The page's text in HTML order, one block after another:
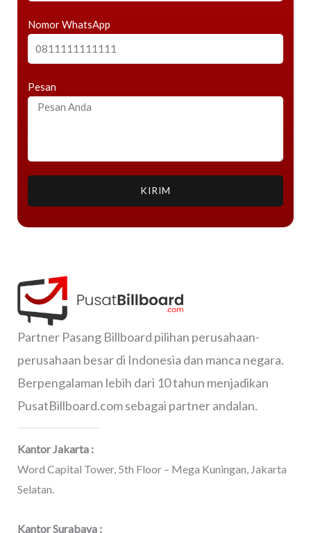
Nomor WhatsApp
Pesan
KIRIM
Partner Pasang Billboard pilihan perusahaan-
perusahaan besar di Indonesia dan manca negara.
Berpengalaman lebih dari 10 tahun menjadikan
PusatBillboard.com sebagai partner andalan.
Kantor Jakarta :
Word Capital Tower, 5th Floor – Mega Kuningan, Jakarta
Selatan.
Kantor Surabaya :